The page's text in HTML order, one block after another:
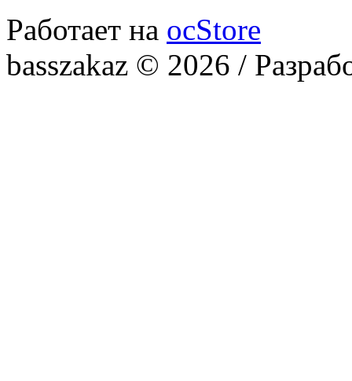
Работает на ocStore
basszakaz © 2026 /